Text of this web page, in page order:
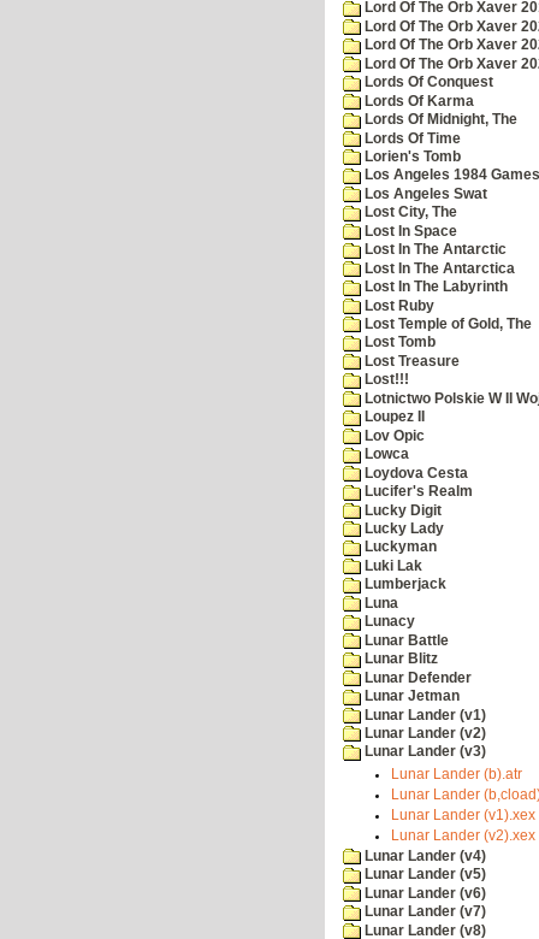
Lord Of The Orb Xaver
Lord Of The Orb Xaver
Lord Of The Orb Xaver
Lord Of The Orb Xaver
Lords Of Conquest
Lords Of Karma
Lords Of Midnight, The
Lords Of Time
Lorien's Tomb
Los Angeles 1984 Games
Los Angeles Swat
Lost City, The
Lost In Space
Lost In The Antarctic
Lost In The Antarctica
Lost In The Labyrinth
Lost Ruby
Lost Temple of Gold, The
Lost Tomb
Lost Treasure
Lost!!!
Lotnictwo Polskie W II
Loupez II
Lov Opic
Lowca
Loydova Cesta
Lucifer's Realm
Lucky Digit
Lucky Lady
Luckyman
Luki Lak
Lumberjack
Luna
Lunacy
Lunar Battle
Lunar Blitz
Lunar Defender
Lunar Jetman
Lunar Lander (v1)
Lunar Lander (v2)
Lunar Lander (v3)
Lunar Lander (b).atr
Lunar Lander
Lunar Lander (v1).xex
Lunar Lander (v2).xex
Lunar Lander (v4)
Lunar Lander (v5)
Lunar Lander (v6)
Lunar Lander (v7)
Lunar Lander (v8)